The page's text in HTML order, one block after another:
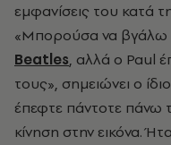
εμφανίσεις του κατά
«Μπορούσα να βγάλω
Beatles, αλλά ο Paul
τους», σημειώνει ο
έπεφτε πάντοτε πάνω
κίνηση στην εικόνα.